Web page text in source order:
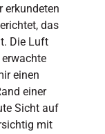
erkundeten
das
Die Luft
einen
einer
Sicht auf
mit